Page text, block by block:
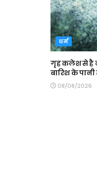
धर्म
गृह कलेश से है
बारिश के
08/08/2026